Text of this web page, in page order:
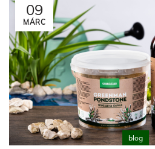
09
MÁRC
blog